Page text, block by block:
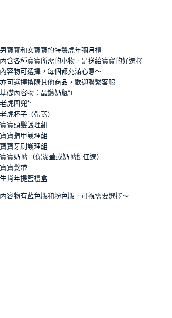
男寶寶和女寶寶的特製虎年彌月禮
內含各種寶寶所需的小物，是送給寶寶的好選擇
內容物可選擇，每個都充滿心意～
亦可選擇換購其他商品，歡迎聯繫客服
基礎內容物：晶鑽奶瓶*1
老虎圍兜*1
老虎杯子（帶蓋）
寶寶頭髮護理組
寶寶指甲護理組
寶寶牙刷護理組
寶寶奶嘴 （保潔蓋或奶嘴鏈任選）
寶寶髮帶
生肖年提籃禮盒
內容物有藍色版和粉色版，可視需要選擇～